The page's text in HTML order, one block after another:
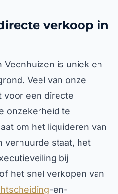
verkoop in
Veenhuizen is uniek en
Veel van onze
voor een directe
onzekerheid te
om het liquideren van
verhuurde staat, het
bij
het snel verkopen van
-en-